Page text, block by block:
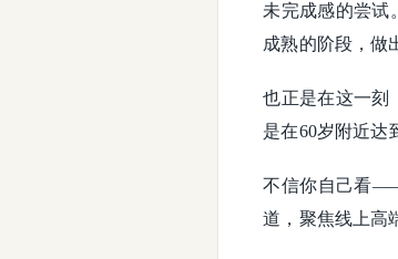
未完成感的尝试
成熟的阶段，做
也正是在这一刻
是在60岁附近达
不信你自己看
道，聚焦线上高